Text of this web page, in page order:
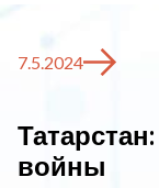
7.5.2024
войны